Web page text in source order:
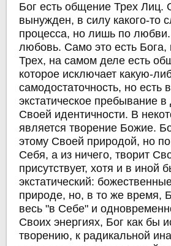
Бог есть общение Трех Лиц.
вынужден, в силу какого-то
процесса, но лишь по
любовь. Само это есть
Трех, на самом деле есть
которое исключает какую-
самодостаточность, но есть
экстатическое пребывание
Своей идентичности. В
является творение Божие.
этому Своей природой, но
Себя, а из ничего, творит
присутствует, хотя и в иной
экстатический:
природе, но, в то же время,
весь "в Себе" и
Своих энергиях, Бог как бы
творению, к радикальной